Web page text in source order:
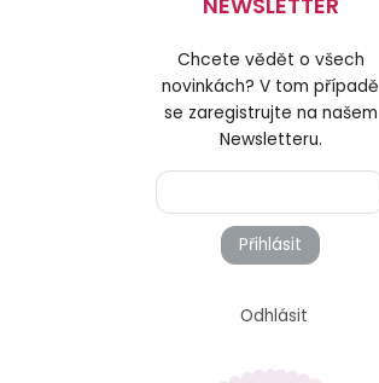
Chcete vědět o všech
novinkách? V tom případě
se zaregistrujte na našem
Newsletteru.
Přihlásit
Odhlásit